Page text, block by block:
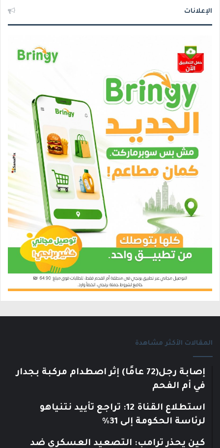
الإعلانات
المقالات الأكثر مشاهدة
إصابة رجل(72 عامًا) إثر اصطدام مركبة بجدار
في أم الفحم
استطلاع القناة 12: تراجع تأييد نتنياهو
لرئاسة الحكومة إلى 31%
كين يحذر ترامب: التصعيد العسكري ضد